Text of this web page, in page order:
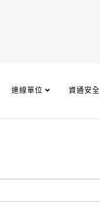
連線單位 資通安全